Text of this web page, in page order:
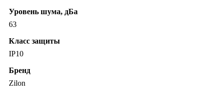
Уровень шума, дБа
63
Класс защиты
IP10
Бренд
Zilon